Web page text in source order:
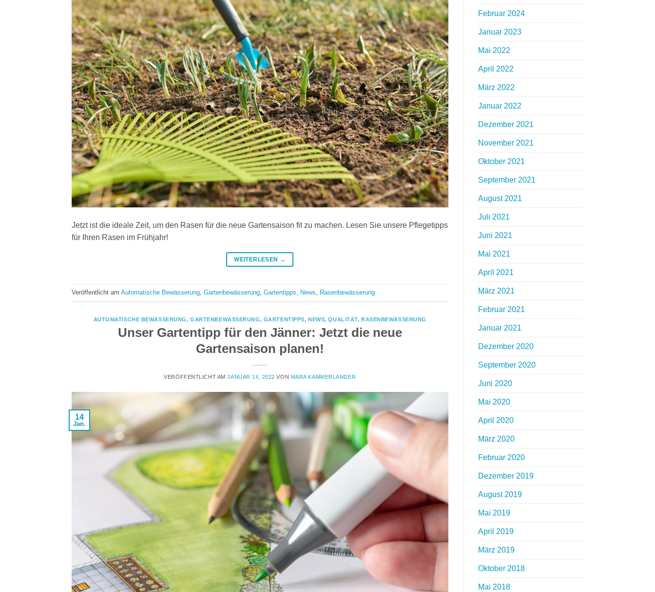
Jetzt ist die ideale Zeit, um den Rasen für die neue Gartensaison fit zu machen. Lesen Sie unsere Pflegetipps
für Ihren Rasen im Frühjahr!
WEITERLESEN →
Veröffentlicht am Automatische Bewässerung, Gartenbewässerung, Gartentipps, News, Rasenbewässerung
AUTOMATISCHE BEWÄSSERUNG,GARTENBEWÄSSERUNG, GARTENTIPPS,NEWS,QUALITÄT,RASENBEWÄSSERUNG
Unser Gartentipp für den Jänner: Jetzt die neue
Gartensaison planen!
VERÖFFENTLICHT AMJANUAR 14, 2022 VON MARA KAMMERLANDER
14
Jan.
Februar 2024
Januar 2023
Mai 2022
April 2022
März 2022
Januar 2022
Dezember 2021
November 2021
Oktober 2021
September 2021
August 2021
Juli 2021
Juni 2021
Mai 2021
April 2021
März 2021
Februar 2021
Januar 2021
Dezember 2020
September 2020
Juni 2020
Mai 2020
April 2020
März 2020
Februar 2020
Dezember 2019
August 2019
Mai 2019
April 2019
März 2019
Oktober 2018
Mai 2018